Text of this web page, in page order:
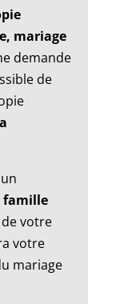
mariage
demande
de
famille
votre
votre
mariage